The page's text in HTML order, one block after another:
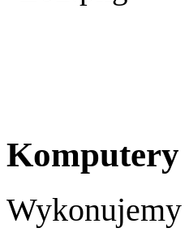
Komputery
Wykonujemy